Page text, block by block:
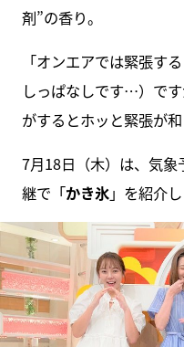
剤”の香り。
「オンエアでは緊張す
しっぱなしです…）で
がするとホッと緊張が
7月18日（木）は、気
継で「かき氷」を紹介し